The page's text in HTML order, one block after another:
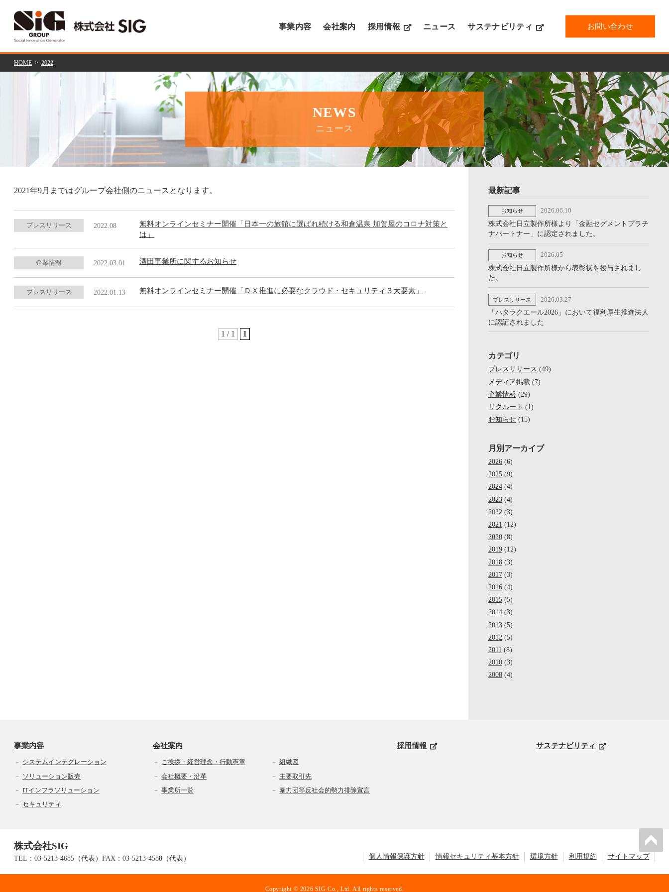
事業内容 会社案内 採用情報 ニュース サステナビリティ お問い合わせ
HOME 2022
NEWS
ニュース
2021年9月まではグループ会社側のニュースとなります。
プレスリリース 2022.08
無料オンラインセミナー開催「日本一の旅館に選ばれ続ける和倉温泉 加賀屋のコロナ対策と
は」
企業情報 2022.03.01 酒田事業所に関するお知らせ
プレスリリース 2022.01.13 無料オンラインセミナー開催「ＤＸ推進に必要なクラウド・セキュリティ３大要素」
1 / 1 1
最新記事
お知らせ
2026.06.10
株式会社日立製作所様より「金融セグメントプラチ
ナパートナー」に認定されました。
お知らせ
2026.05
株式会社日立製作所様から表彰状を授与されまし
た。
プレスリリース
2026.03.27
「ハタラクエール2026」において福利厚生推進法人
に認証されました
カテゴリ
プレスリリース (49)
メディア掲載 (7)
企業情報 (29)
リクルート (1)
お知らせ(15)
月別アーカイブ
2026(6)
2025(9)
2024(4)
2023(4)
2022 (3)
2021 (12)
2020(8)
2019(12)
2018(3)
2017(3)
2016(4)
2015(5)
2014(3)
2013(5)
2012 (5)
2011 (8)
2010(3)
2008(4)
事業内容
システムインテグレーション
ソリューション販売
ITインフラソリューション
セキュリティ
会社案内
ご挨拶・経営理念・行動憲章
会社概要・沿革
事業所一覧
組織図
主要取引先
暴力団等反社会的勢力排除宣言
採用情報 サステナビリティ
株式会社SIG
TEL：03-5213-4685（代表）FAX：03-5213-4588（代表） 個人情報保護方針 情報セキュリティ基本方針 環境方針 利用規約 サイトマップ
Copyright © 2026 SIG Co., Ltd. All rights reserved.